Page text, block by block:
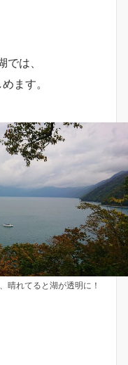
は、
ます。
晴れてると湖が透明に！